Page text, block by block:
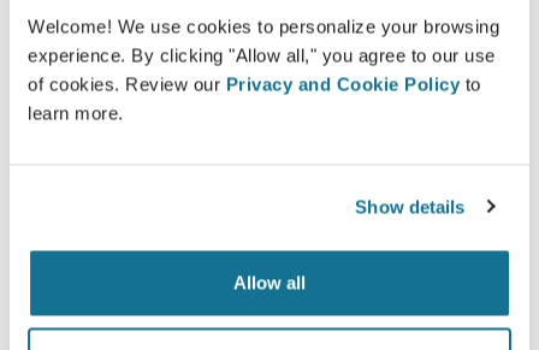
Welcome! We use cookies to personalize your browsing
experience. By clicking "Allow all," you agree to our use
of cookies. Review our Privacy and Cookie Policy to
learn more.
Show details
Allow all
'dan değerli tavsiyeler alırken "yeni sizi"
3D meme konsültasyon